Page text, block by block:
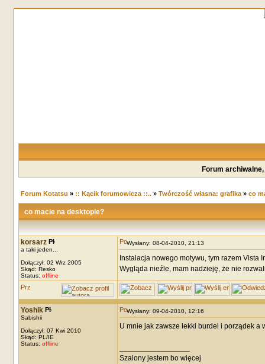
Forum
Forum Kotatsu » :: Kącik forumowicza ::..» Twórczość własna: grafika» co
co macie na desktopie?
korsarz
a taki jeden...
Dołączył: 02 Wrz 2005
Skąd: Resko
Status: offline
Wysłany: 08-04-2010, 21:13
Instalacja nowego motywu, tym razem Vista
Wygląda nieźle, mam nadzieję, że nie
Yoshik
Sabishii
Dołączył: 07 Kwi 2010
Skąd: PL/IE
Status: offline
Wysłany: 09-04-2010, 12:16
U mnie jak zawsze lekki burdel i porządek a
Szalony jestem bo więcej